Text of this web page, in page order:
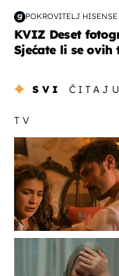
POKROVITELJ HISENSE
KVIZ Deset
Sjećate li se ovih
SVI
TV